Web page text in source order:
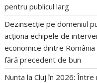
pentru publicul larg
Dezinsecție pe domeniul
acționa echipele de
economice dintre
fără precedent de bun
Nunta la Cluj în 2026: